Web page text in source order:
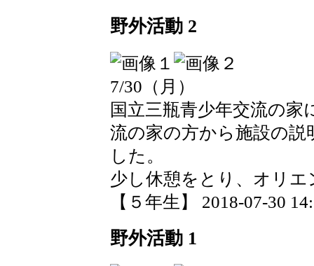
野外活動 2
7/30（月）
国立三瓶青少年交流の
流の家の方から施設の
した。
少し休憩をとり、オリ
【５年生】 2018-07-30
野外活動 1